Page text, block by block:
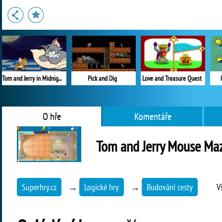
Tom and Jerry in Midnight Snack Pick and Dig Love and Treasure Quest
O hře Komentáře
Tom and Jerry Mouse
Superhry.cz → Logické hry → Budování cesty